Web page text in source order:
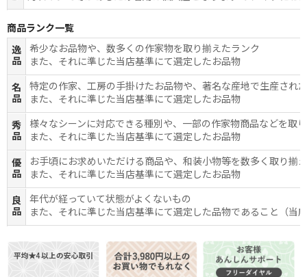
商品ランク一覧
逸
品
希少なお品物や、数多くの作家物を取り揃えたランク
また、それに準じた当店基準にて選定したお品物
名
品
特定の作家、工房の手掛けたお品物や、著名な産地で生産され
また、それに準じた当店基準にて選定したお品物
秀
品
様々なシーンに対応できる種別や、一部の作家物商品などを取
また、それに準じた当店基準にて選定したお品物
優
品
お手頃にお求めいただける商品や、和装小物等を数多く取り揃
また、それに準じた当店基準にて選定したお品物
良
品
年代が経っていて状態がよくないもの
また、それに準じた当店基準にて選定した品物であること（当